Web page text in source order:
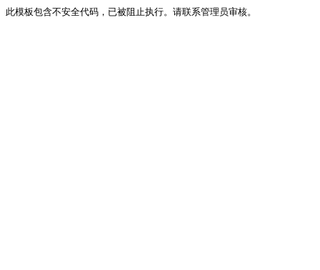
此模板包含不安全代码，已被阻止执行。请联系管理员审核。